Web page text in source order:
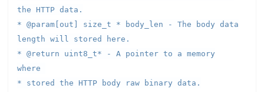
the HTTP data.
* @param[out] size_t * body_len - The body data
length will stored here.
* @return uint8_t* - A pointer to a memory
where
* stored the HTTP body raw binary data.